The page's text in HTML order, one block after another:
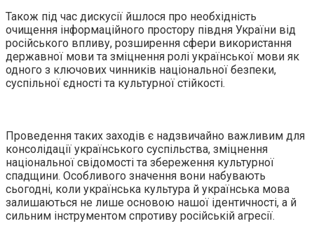
Також під час дискусії йшлося про необхідність
очищення інформаційного простору півдня України від
російського впливу, розширення сфери використання
державної мови та зміцнення ролі української мови як
одного з ключових чинників національної безпеки,
суспільної єдності та культурної стійкості.
Проведення таких заходів є надзвичайно важливим для
консолідації українського суспільства, зміцнення
національної свідомості та збереження культурної
спадщини. Особливого значення вони набувають
сьогодні, коли українська культура й українська мова
залишаються не лише основою нашої ідентичності, а й
сильним інструментом спротиву російській агресії.